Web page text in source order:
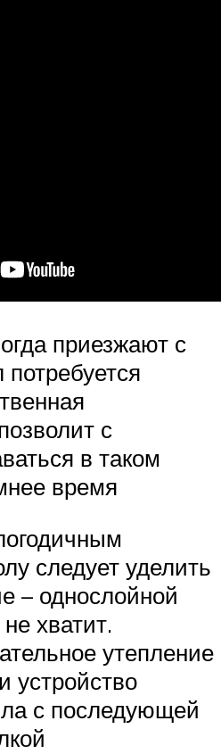
приезжают с
потребуется
с
в таком
время
следует уделить
– однослойной
хватит.
утепление
устройство
с последующей